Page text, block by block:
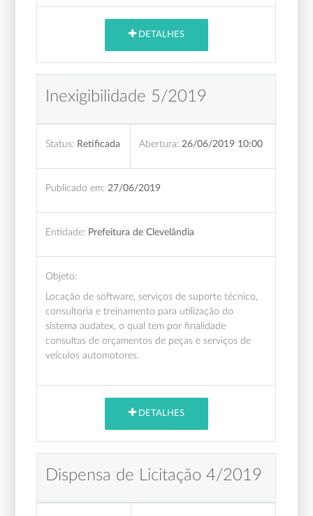
DETALHES
Inexigibilidade 5/2019
Status: Retificada Abertura: 26/06/2019 10:00
Publicado em: 27/06/2019
Entidade: Prefeitura de Clevelândia
Objeto:
Locação de software, serviços de suporte técnico,
consultoria e treinamento para utilização do
sistema audatex, o qual tem por finalidade
consultas de orçamentos de peças e serviços de
veículos automotores.
DETALHES
Dispensa de Licitação 4/2019